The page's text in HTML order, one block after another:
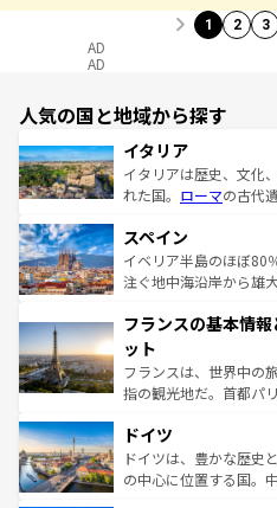
1 2 3
AD
AD
人気の国と地域から探す
イタリア
イタリアは歴史、文化
れた国。 ローマの古代
ろん、トスカーナの美
景など、自然景観も見
ピザやパスタなど、絶
ませてくれるイタリア
なお、新着のイタリア情
しい。
スペイン
イベリア半島のほぼ80
注ぐ地中海沿岸から雄
文化が根付くこの国で
れる闘牛、そして美味
る。首都マドリードの
アートに溢れた街角か
せる。地方によって風
ンテンツ一覧を参照し
フランスの基本情
ット
フランスは、世界中の
指の観光地だ。首都パ
で、幅広い魅力が詰ま
聖堂、美しいビーチ、
から魅了する。また、
ドイツ
ドイツは、豊かな歴史
の中心に位置する国。